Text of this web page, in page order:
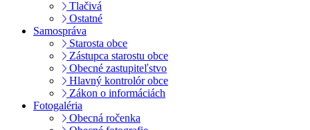
Tlačivá
Ostatné
Samospráva
Starosta obce
Zástupca starostu obce
Obecné zastupiteľstvo
Hlavný kontrolór obce
Zákon o informáciách
Fotogaléria
Obecná ročenka